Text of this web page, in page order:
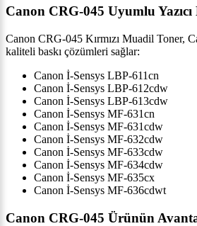
Canon CRG-045 Uyumlu
Canon CRG-045 Kırmızı Muadil Toner,
kaliteli baskı çözümleri sağlar:
Canon İ-Sensys LBP-611cn
Canon İ-Sensys LBP-612cdw
Canon İ-Sensys LBP-613cdw
Canon İ-Sensys MF-631cn
Canon İ-Sensys MF-631cdw
Canon İ-Sensys MF-632cdw
Canon İ-Sensys MF-633cdw
Canon İ-Sensys MF-634cdw
Canon İ-Sensys MF-635cx
Canon İ-Sensys MF-636cdwt
Canon CRG-045 Ürünün